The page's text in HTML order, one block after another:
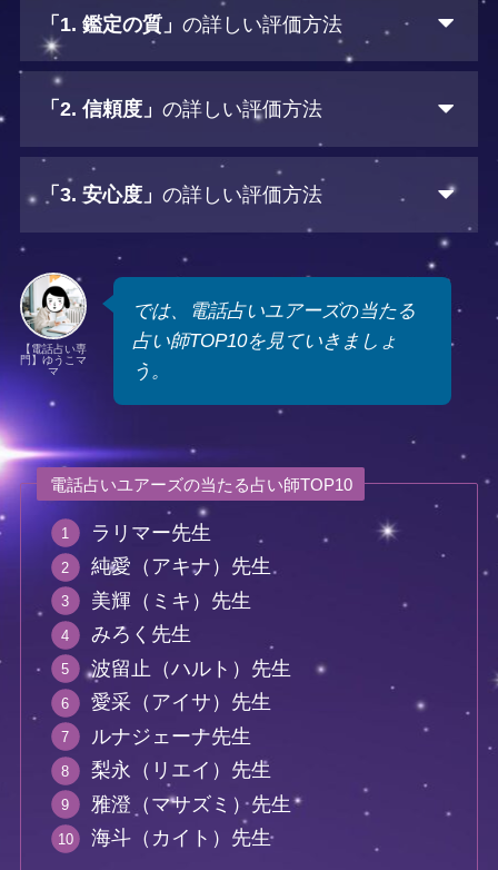
「1. 鑑定の質」 の詳しい評価方法
「2. 信頼度」 の詳しい評価方法
「3. 安心度」 の詳しい評価方法
【電話占い専
門】ゆうこマ
マ
では、電話占いユアーズの当たる
占い師TOP10を見ていきましょ
う。
電話占いユアーズの当たる占い師TOP10
ラリマー先生
純愛（アキナ）先生
美輝（ミキ）先生
みろく先生
波留止（ハルト）先生
愛采（アイサ）先生
ルナジェーナ先生
梨永（リエイ）先生
雅澄（マサズミ）先生
海斗（カイト）先生